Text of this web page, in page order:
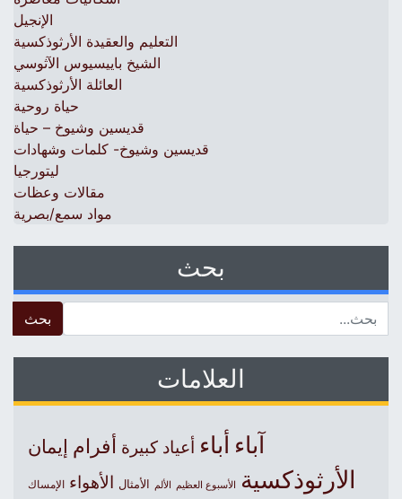
الإنجيل
التعليم والعقيدة الأرثوذكسية
الشيخ باييسيوس الآثوسي
العائلة الأرثوذكسية
حياة روحية
قديسين وشيوخ – حياة
قديسين وشيوخ- كلمات وشهادات
ليتورجيا
مقالات وعظات
مواد سمع/بصرية
بحث
العلامات
آباءأباء أعياد كبيرة أفرام إيمان
الأرثوذكسية الأسبوع العظيم الألم الأمثال الأهواء الإمساك